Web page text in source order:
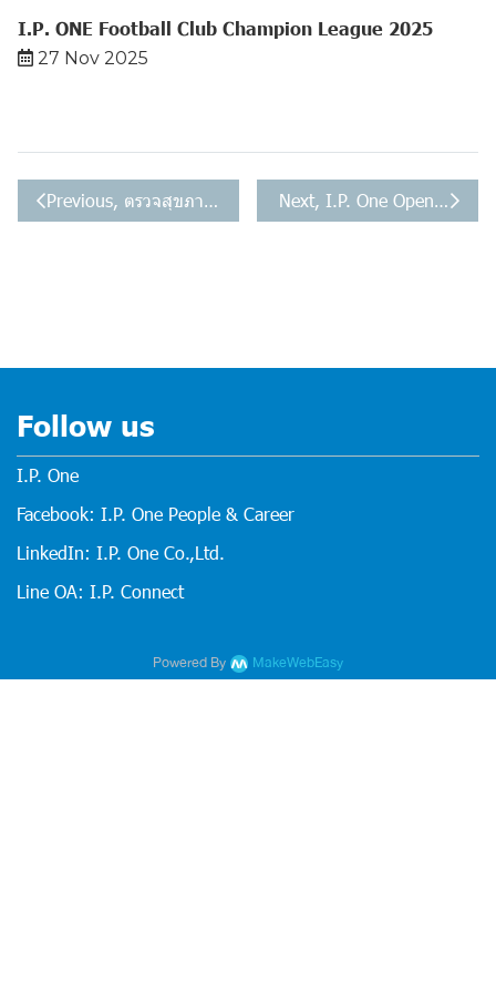
I.P. ONE Football Club Champion League 2025
27 Nov 2025
Previous, ตรวจสุขภาพประจำปี 2568 (สำนักงานใหญ่)
Next, I.P. One Open House
Follow us
I.P. One
Facebook: I.P. One People & Career
LinkedIn: I.P. One Co.,Ltd.
Line OA: I.P. Connect
Powered By MakeWebEasy